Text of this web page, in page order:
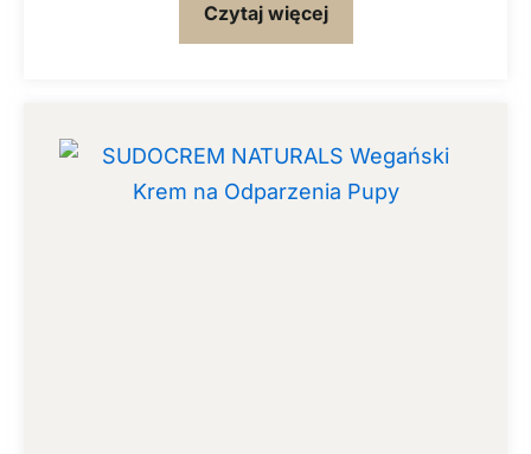
Czytaj więcej